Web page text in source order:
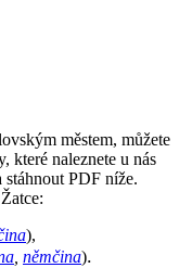
městem, můžete
které naleznete u nás
PDF níže.
),
němčina).